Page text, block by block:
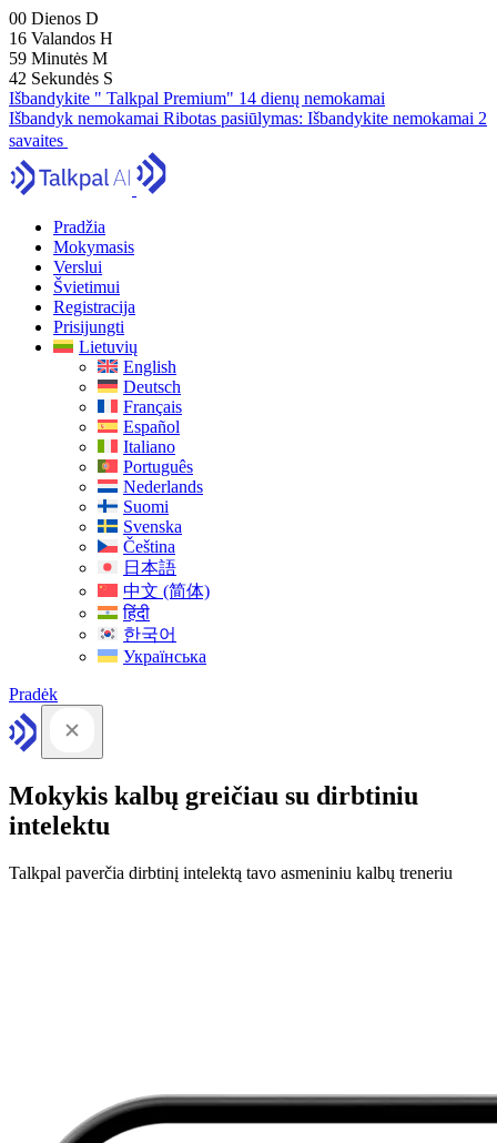
00 Dienos D
16 Valandos H
59 Minutės M
41 Sekundės S
Išbandykite " Talkpal Premium" 14 dienų nemokamai
Išbandyk nemokamai Ribotas pasiūlymas: Išbandykite nemokamai 2
savaites
Pradžia
Mokymasis
Verslui
Švietimui
Registracija
Prisijungti
Lietuvių
English
Deutsch
Français
Español
Italiano
Português
Nederlands
Suomi
Svenska
Čeština
日本語
中文 (简体)
हिंदी
한국어
Українська
Pradėk
Mokykis kalbų greičiau su dirbtiniu
intelektu
Talkpal paverčia dirbtinį intelektą tavo asmeniniu kalbų treneriu